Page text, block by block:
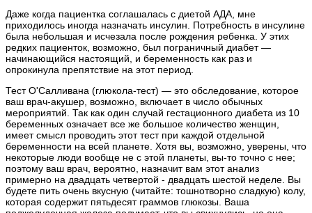
Даже когда пациентка соглашалась с диетой АДА, мне
приходилось иногда назначать инсулин. Потребность в инсулине
была небольшая и исчезала после рождения ребенка. У этих
редких пациенток, возможно, был пограничный диабет —
начинающийся настоящий, и беременность как раз и
опрокинула препятствие на этот период.
Тест О'Салливана (глюкола-тест) — это обследование, которое
ваш врач-акушер, возможно, включает в число обычных
мероприятий. Так как один случай гестационного диабета из 10
беременных означает все же большое количество женщин,
имеет смысл проводить этот тест при каждой отдельной
беременности на всей планете. Хотя вы, возможно, уверены, что
некоторые люди вообще не с этой планеты, вы-то точно с нее;
поэтому ваш врач, вероятно, назначит вам этот анализ
примерно на двадцать четвертой - двадцать шестой неделе. Вы
будете пить очень вкусную (читайте: тошнотворно сладкую) колу,
которая содержит пятьдесят граммов глюкозы. Ваша